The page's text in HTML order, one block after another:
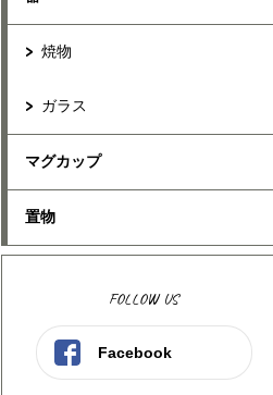
焼物
ガラス
マグカップ
置物
FOLLOW US
Facebook